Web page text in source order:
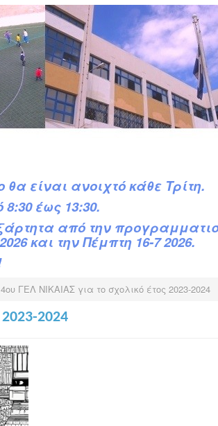
είναι ανοιχτό κάθε Τρίτη.
έως 13:30.
από την
και την Πέμπτη 16-7 2026.
ΓΕΛ ΝΙΚΑΙΑΣ για το σχολικό έτος 2023-2024
2023-2024